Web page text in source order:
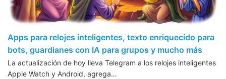
Apps para relojes inteligentes, texto enriquecido para
bots, guardianes con IA para grupos y mucho más
La actualización de hoy lleva Telegram a los relojes inteligentes
Apple Watch y Android, agrega…